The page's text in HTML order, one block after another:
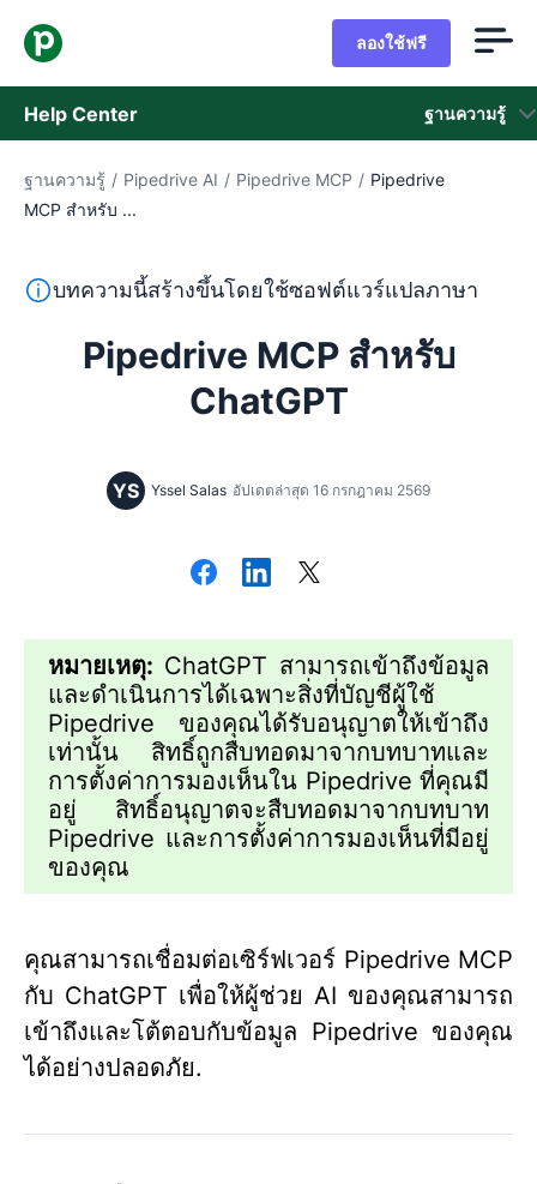
ลองใช้ฟรี
Help Center ฐานความรู้
ฐานความรู้
ติดต่อฝ่ายช่วยเหลือ
ฐานความรู้ / Pipedrive AI / Pipedrive MCP / Pipedrive
MCP สำหรับ ...
ข้อความนี้แปลจากภาษาอังกฤษโดยใช้ซอฟต์แวร์แปลภาษาแ
บทความนี้สร้างขึ้นโดยใช้ซอฟต์แวร์แปลภาษา
Pipedrive MCP สำหรับ
ChatGPT
YS Yssel Salas อัปเดตล่าสุด 16 กรกฎาคม 2569
หมายเหตุ: ChatGPT สามารถเข้าถึงข้อมูล
และดำเนินการได้เฉพาะสิ่งที่บัญชีผู้ใช้
Pipedrive ของคุณได้รับอนุญาตให้เข้าถึง
เท่านั้น สิทธิ์ถูกสืบทอดมาจากบทบาทและ
การตั้งค่าการมองเห็นใน Pipedrive ที่คุณมี
อยู่ สิทธิ์อนุญาตจะสืบทอดมาจากบทบาท
Pipedrive และการตั้งค่าการมองเห็นที่มีอยู่
ของคุณ
คุณสามารถเชื่อมต่อเซิร์ฟเวอร์ Pipedrive MCP
กับ ChatGPT เพื่อให้ผู้ช่วย AI ของคุณสามารถ
เข้าถึงและโต้ตอบกับข้อมูล Pipedrive ของคุณ
ได้อย่างปลอดภัย.